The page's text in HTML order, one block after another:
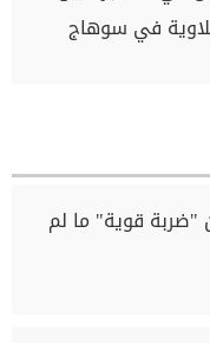
في سوهاج
"ضربة قوية" ما لم